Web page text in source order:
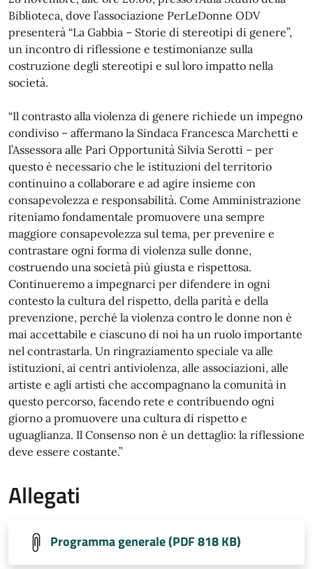
Biblioteca, dove l’associazione PerLeDonne ODV
presenterà “La Gabbia – Storie di stereotipi di genere”,
un incontro di riflessione e testimonianze sulla
costruzione degli stereotipi e sul loro impatto nella
società.
“Il contrasto alla violenza di genere richiede un impegno
condiviso – affermano la Sindaca Francesca Marchetti e
l’Assessora alle Pari Opportunità Silvia Serotti – per
questo è necessario che le istituzioni del territorio
continuino a collaborare e ad agire insieme con
consapevolezza e responsabilità. Come Amministrazione
riteniamo fondamentale promuovere una sempre
maggiore consapevolezza sul tema, per prevenire e
contrastare ogni forma di violenza sulle donne,
costruendo una società più giusta e rispettosa.
Continueremo a impegnarci per difendere in ogni
contesto la cultura del rispetto, della parità e della
prevenzione, perché la violenza contro le donne non è
mai accettabile e ciascuno di noi ha un ruolo importante
nel contrastarla. Un ringraziamento speciale va alle
istituzioni, ai centri antiviolenza, alle associazioni, alle
artiste e agli artisti che accompagnano la comunità in
questo percorso, facendo rete e contribuendo ogni
giorno a promuovere una cultura di rispetto e
uguaglianza. Il Consenso non è un dettaglio: la riflessione
deve essere costante.”
Allegati
Programma generale (PDF 818 KB)